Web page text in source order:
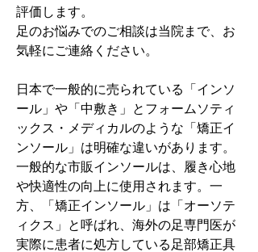
評価します。
足のお悩みでのご相談は当院まで、お
気軽にご連絡ください。
日本で一般的に売られている「インソ
ール」や「中敷き」とフォームソティ
ックス・メディカルのような「矯正イ
ンソール」は明確な違いがあります。
一般的な市販インソールは、履き心地
や快適性の向上に使用されます。一
方、「矯正インソール」は「オーソテ
ィクス」と呼ばれ、海外の足専門医が
実際に患者に処方している足部矯正具